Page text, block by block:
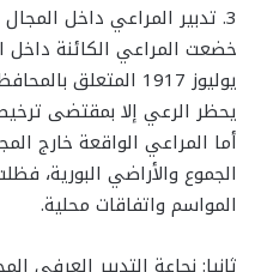
3. تدبير المراعي داخل المجال الغابوي
يوليوز 1917
يحظر الرعي إلا بمقتضى
أما المراعي الواقعة خارج
الجموع والأراضي البورية،
المواسم واتفاقات محلية.